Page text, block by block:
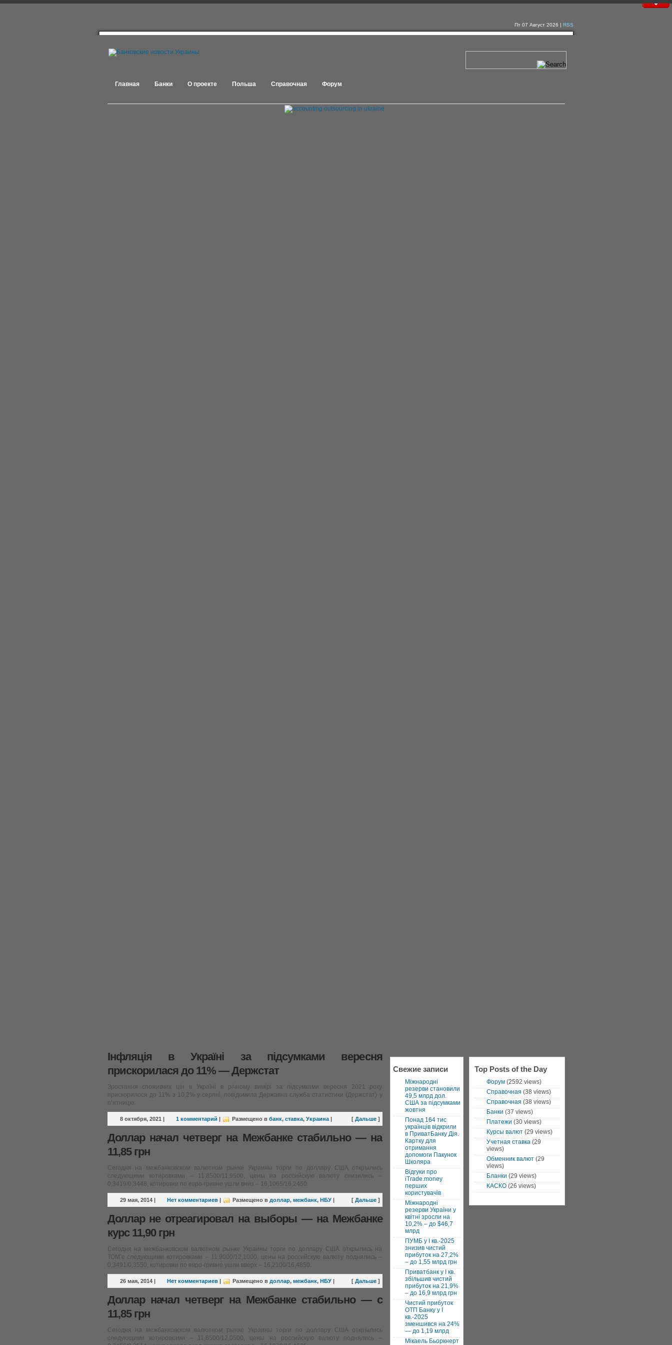
Пт 07 Август 2026 | RSS
Главная Банки О проекте Польша Справочная Форум
Інфляція в Україні за підсумками вересня
прискорилася до 11% — Держстат
Зростання споживчих цін в Україні в річному вимірі за підсумками вересня 2021 року
прискорилося до 11% з 10,2% у серпні, повідомила Державна служба статистики (Держстат) у
п’ятницю.
[Дальше ]
8 октября, 2021 | 1 комментарий | Размещено в банк, ставка, Украина|
Доллар начал четверг на Межбанке стабильно — на
11,85 грн
Сегодня на межбанковском валютном рынке Украины торги по доллару США открылись
следующими котировками – 11,8500/11,9500, цены на российскую валюту снизились –
0,3419/0,3448, котировки по евро-гривне ушли вниз – 16,1065/16,2450.
[Дальше ]
29 мая, 2014| Нет комментариев | Размещено в доллар, межбанк, НБУ|
Доллар не отреагировал на выборы — на Межбанке
курс 11,90 грн
Сегодня на межбанковском валютном рынке Украины торги по доллару США открылись на
ТОМ’е следующими котировками – 11,9000/12,1000, цены на российскую валюту поднялись –
0,3491/0,3550, котировки по евро-гривне ушли вверх – 16,2100/16,4850.
[Дальше ]
26 мая, 2014| Нет комментариев | Размещено в доллар, межбанк, НБУ|
Доллар начал четверг на Межбанке стабильно — с
11,85 грн
Сегодня на межбанковском валютном рынке Украины торги по доллару США открылись
следующими котировками – 11,8500/12,0500, цены на российскую валюту поднялись –
Свежие записи
Міжнародні
резерви становили
49,5 млрд дол.
США за підсумками
жовтня
Понад 164 тис
українців відкрили
в ПриватБанку Дія.
Картку для
отримання
допомоги Пакунок
Школяра
Відгуки про
iTrade.money
перших
користувачів
Міжнародні
резерви України у
квітні зросли на
10,2% – до $46,7
млрд
ПУМБ у I кв.-2025
знизив чистий
прибуток на 27,2%
– до 1,55 млрд грн
Приватбанк у І кв.
збільшив чистий
прибуток на 21,9%
– до 16,9 млрд грн
Чистий прибуток
ОТП Банку у І
кв.-2025
зменшився на 24%
— до 1,19 млрд
Мікаель Бьоркнерт
Top Posts of the Day
Форум(2592 views)
Справочная (38 views)
Справочная (38 views)
Банки (37 views)
Платежи (30 views)
Курсы валют(29 views)
Учетная ставка(29
views)
Обменник валют(29
views)
Бланки (29 views)
КАСКО(26 views)